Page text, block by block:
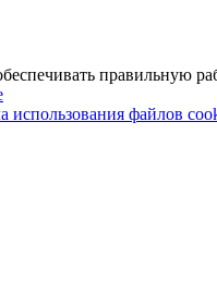
правильную
использования файлов